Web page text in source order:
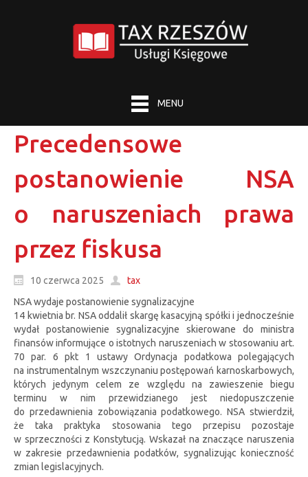
MENU
Precedensowe
postanowienie NSA
o naruszeniach prawa
przez fiskusa
10 czerwca 2025
tax
NSA wydaje postanowienie sygnalizacyjne
14 kwietnia br. NSA oddalił skargę kasacyjną spółki i jednocześnie
wydał postanowienie sygnalizacyjne skierowane do ministra
finansów informujące o istotnych naruszeniach w stosowaniu art.
70 par. 6 pkt 1 ustawy Ordynacja podatkowa polegających
na instrumentalnym wszczynaniu postępowań karnoskarbowych,
których jedynym celem ze względu na zawieszenie biegu
terminu w nim przewidzianego jest niedopuszczenie
do przedawnienia zobowiązania podatkowego. NSA stwierdził,
że taka praktyka stosowania tego przepisu pozostaje
w sprzeczności z Konstytucją. Wskazał na znaczące naruszenia
w zakresie przedawnienia podatków, sygnalizując konieczność
zmian legislacyjnych.